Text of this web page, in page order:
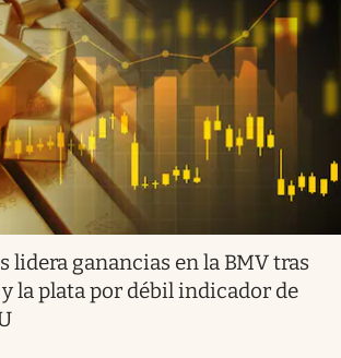
lidera ganancias en la BMV tras
la plata por débil indicador de